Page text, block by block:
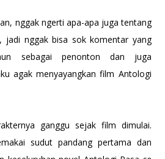
nggak ngerti apa-apa juga tentang
jadi nggak bisa sok komentar yang
sebagai penonton dan juga
agak menyayangkan film Antologi
ganggu sejak film dimulai.
sudut pandang pertama dan